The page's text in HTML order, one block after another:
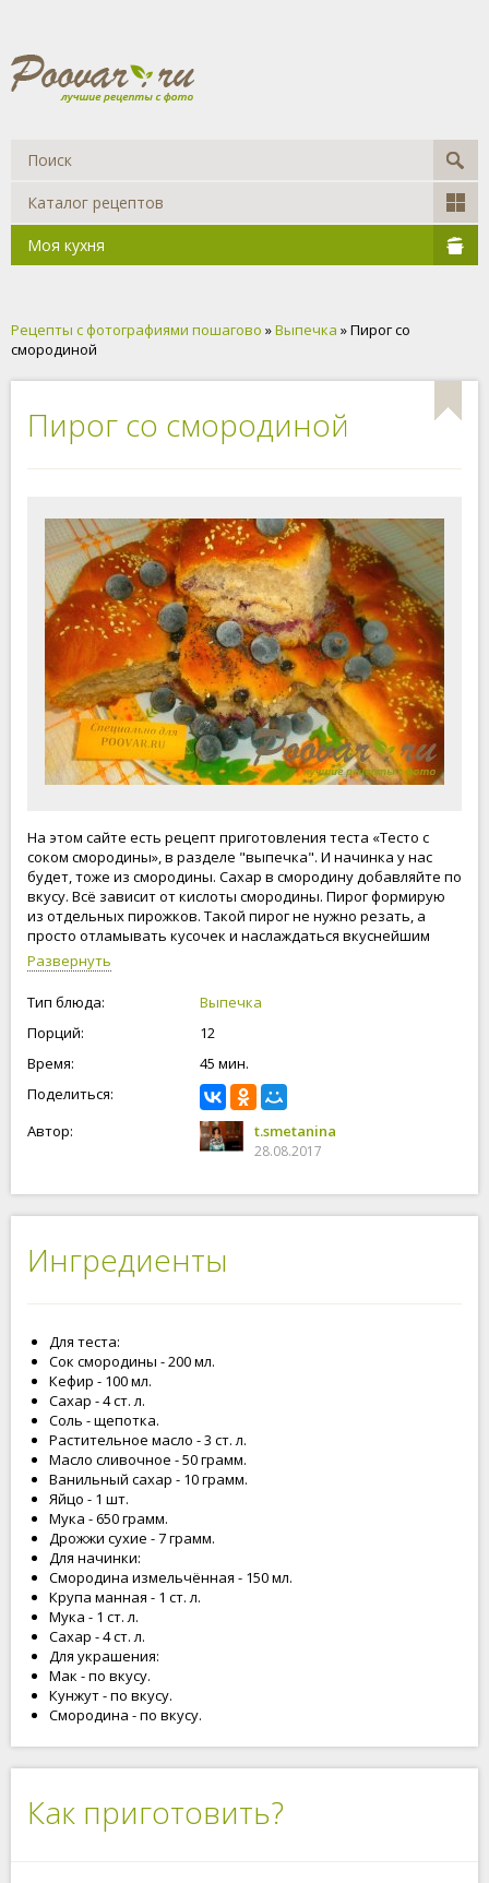
Каталог рецептов
Моя кухня
Рецепты с фотографиями пошагово »Выпечка » Пирог со
смородиной
Пирог со смородиной
На этом сайте есть рецепт приготовления теста «Тесто с
соком смородины», в разделе "выпечка". И начинка у нас
будет, тоже из смородины. Сахар в смородину добавляйте по
вкусу. Всё зависит от кислоты смородины. Пирог формирую
из отдельных пирожков. Такой пирог не нужно резать, а
просто отламывать кусочек и наслаждаться вкуснейшим
пирогом из смородины. Приступим к приготовлению пирога!
Развернуть
Тип блюда:
Выпечка
Порций:
12
Время:
45 мин.
Поделиться:
Автор:
t.smetanina
28.08.2017
Ингредиенты
Для теста:
Сок смородины - 200 мл.
Кефир - 100 мл.
Сахар - 4 ст. л.
Соль - щепотка.
Растительное масло - 3 ст. л.
Масло сливочное - 50 грамм.
Ванильный сахар - 10 грамм.
Яйцо - 1 шт.
Мука - 650 грамм.
Дрожжи сухие - 7 грамм.
Для начинки:
Смородина измельчённая - 150 мл.
Крупа манная - 1 ст. л.
Мука - 1 ст. л.
Сахар - 4 ст. л.
Для украшения:
Мак - по вкусу.
Кунжут - по вкусу.
Смородина - по вкусу.
Как приготовить?